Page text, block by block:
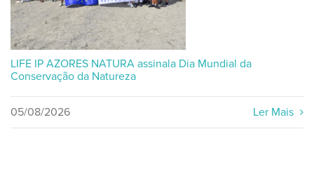
LIFE IP AZORES NATURA assinala Dia Mundial da
Conservação da Natureza
05/08/2026 Ler Mais